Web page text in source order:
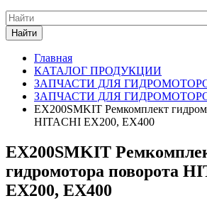
Найти
Главная
КАТАЛОГ ПРОДУКЦИИ
ЗАПЧАСТИ ДЛЯ
ЗАПЧАСТИ ДЛЯ
EX200SMKIT Ремкомплект
HITACHI EX200, EX400
EX200SMKIT
гидромотора поворота
EX200, EX400